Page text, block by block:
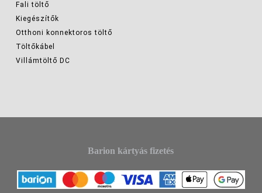
Fali töltő
Kiegészítők
Otthoni konnektoros töltő
Töltőkábel
Villámtöltő DC
Barion kártyás fizetés